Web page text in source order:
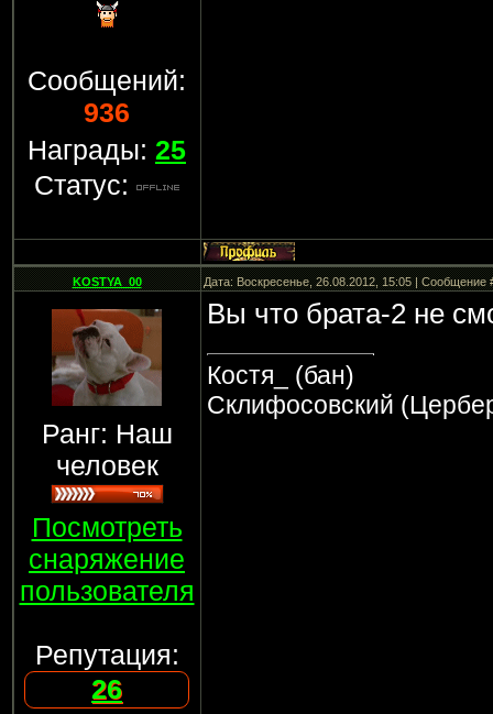
Сообщений:
936
Награды: 25
Статус:
KOSTYA_00 Дата: Воскресенье, 26.08.2012, 15:05 | Сообщение
Ранг: Наш
человек
Посмотреть
снаряжение
пользователя
Репутация:
26
Вы что брата-2 не
Костя_ (бан)
Склифосовский